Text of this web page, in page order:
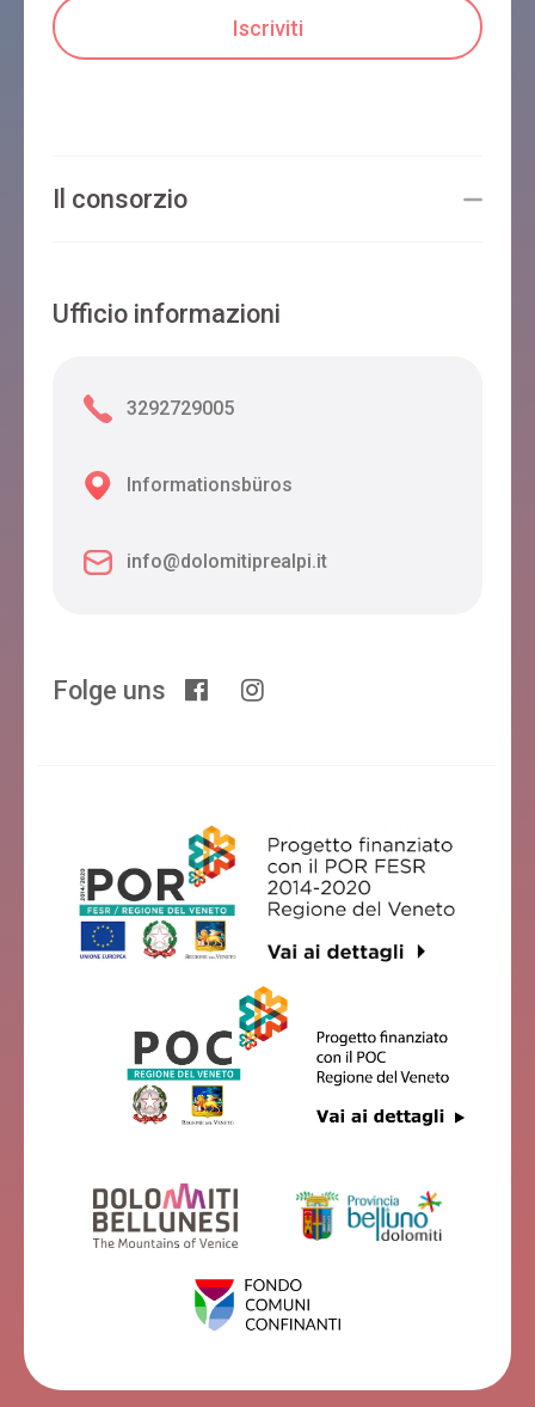
Il consorzio
Ufficio informazioni
3292729005
Informationsbüros
info@dolomitiprealpi.it
Folge uns